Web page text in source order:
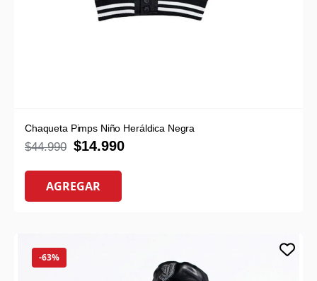
Chaqueta Pimps Niño Heráldica Negra
$44.990 $14.990
AGREGAR
-63%